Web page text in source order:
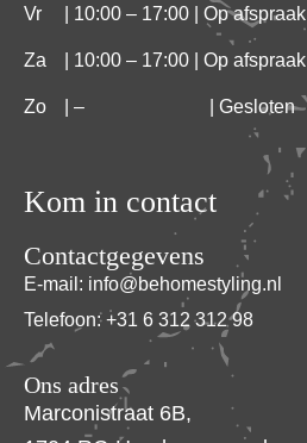
Vr | 10:00 – 17:00 | Op afspraak
Za | 10:00 – 17:00 | Op afspraak
Zo – | Gesloten
Kom in contact
Ons adres
Marconistraat 6B,
Telefoon: +31 6 312 312 98
Contactgegevens
E-mail: info@behomestyling.nl